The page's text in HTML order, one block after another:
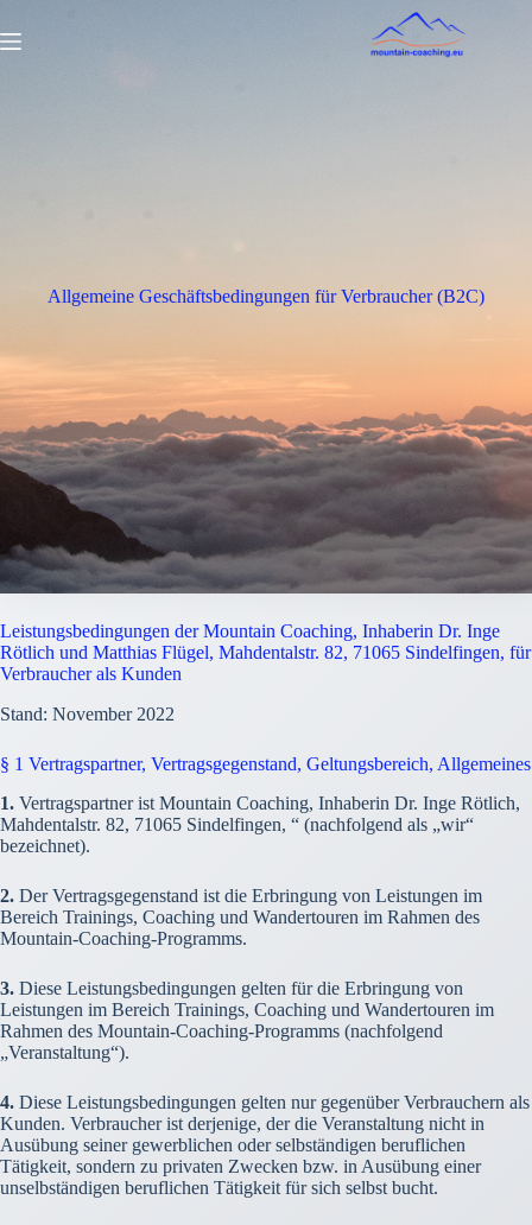
Inhalt
springen
Allgemeine Geschäftsbedingungen für Verbraucher (B2C)
Leistungsbedingungen der Mountain Coaching, Inhaberin Dr. Inge
Rötlich und Matthias Flügel, Mahdentalstr. 82, 71065 Sindelfingen, für
Verbraucher als Kunden
Stand: November 2022
§ 1 Vertragspartner, Vertragsgegenstand, Geltungsbereich, Allgemeines
1. Vertragspartner ist Mountain Coaching, Inhaberin Dr. Inge Rötlich,
Mahdentalstr. 82, 71065 Sindelfingen, “ (nachfolgend als „wir“
bezeichnet).
2. Der Vertragsgegenstand ist die Erbringung von Leistungen im
Bereich Trainings, Coaching und Wandertouren im Rahmen des
Mountain-Coaching-Programms.
3. Diese Leistungsbedingungen gelten für die Erbringung von
Leistungen im Bereich Trainings, Coaching und Wandertouren im
Rahmen des Mountain-Coaching-Programms (nachfolgend
„Veranstaltung“).
4. Diese Leistungsbedingungen gelten nur gegenüber Verbrauchern als
Kunden. Verbraucher ist derjenige, der die Veranstaltung nicht in
Ausübung seiner gewerblichen oder selbständigen beruflichen
Tätigkeit, sondern zu privaten Zwecken bzw. in Ausübung einer
unselbständigen beruflichen Tätigkeit für sich selbst bucht.